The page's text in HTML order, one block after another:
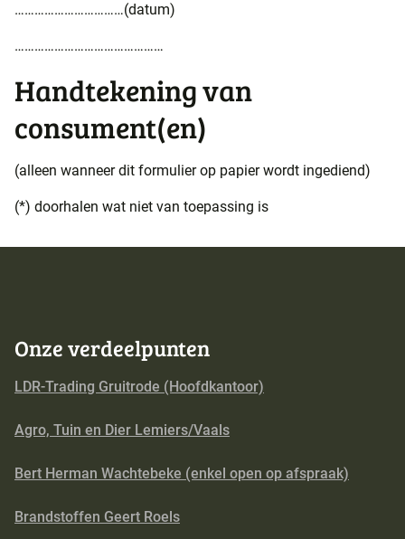
……………………………(datum)
………………………………………
Handtekening van
consument(en)
(alleen wanneer dit formulier op papier wordt ingediend)
(*) doorhalen wat niet van toepassing is
Onze verdeelpunten
LDR-Trading Gruitrode (Hoofdkantoor)
Agro, Tuin en Dier Lemiers/Vaals
Bert Herman Wachtebeke (enkel open op afspraak)
Brandstoffen Geert Roels